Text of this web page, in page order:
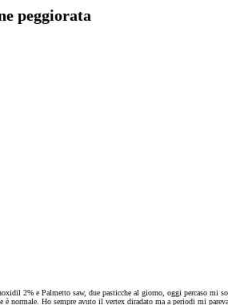
peggiorata
2% e Palmetto saw, due pasticche al giorno, oggi percaso
normale. Ho sempre avuto il vertex diradato ma a periodi mi